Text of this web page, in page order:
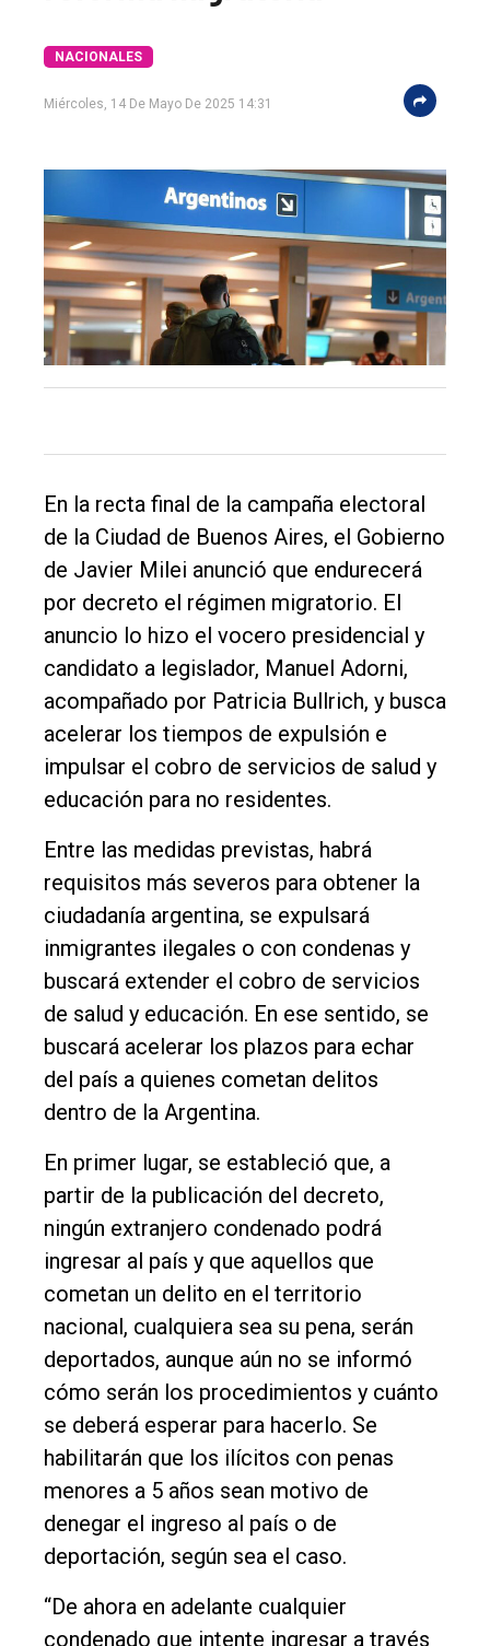
El
único
DIARIO
Balcarce
Int.
General
Política
Cultura
Entrevistas
Rural
Deportes
Fúnebres
Edición
Empresa
Nosotros
Contacto
NACIONALES
Miércoles, 14 De Mayo De 2025 14:31
En la recta final de la campaña electoral
de la Ciudad de Buenos Aires, el Gobierno
de Javier Milei anunció que endurecerá
por decreto el régimen migratorio. El
anuncio lo hizo el vocero presidencial y
candidato a legislador, Manuel Adorni,
acompañado por Patricia Bullrich, y busca
acelerar los tiempos de expulsión e
impulsar el cobro de servicios de salud y
educación para no residentes.
Entre las medidas previstas, habrá
requisitos más severos para obtener la
ciudadanía argentina, se expulsará
inmigrantes ilegales o con condenas y
buscará extender el cobro de servicios
de salud y educación. En ese sentido, se
buscará acelerar los plazos para echar
del país a quienes cometan delitos
dentro de la Argentina.
En primer lugar, se estableció que, a
partir de la publicación del decreto,
ningún extranjero condenado podrá
ingresar al país y que aquellos que
cometan un delito en el territorio
nacional, cualquiera sea su pena, serán
deportados, aunque aún no se informó
cómo serán los procedimientos y cuánto
se deberá esperar para hacerlo. Se
habilitarán que los ilícitos con penas
menores a 5 años sean motivo de
denegar el ingreso al país o de
deportación, según sea el caso.
“De ahora en adelante cualquier
condenado que intente ingresar a través